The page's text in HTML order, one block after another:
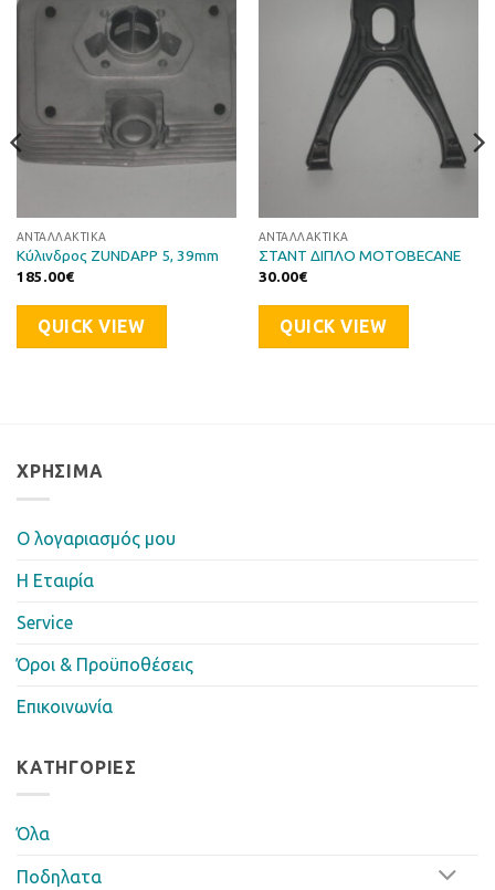
Προσθήκη
Επιθυμιών
ΑΝΤΑΛΛΑΚΤΙΚΆ
Κύλινδρος ZUNDAPP 5, 39mm
185.00€
QUICK VIEW
Προσθήκη
στη Λίστα
Επιθυμιών
ΑΝΤΑΛΛΑΚΤΙΚΆ
ΣΤΑΝΤ ΔΙΠΛΟ MOTOBECANE
30.00€
QUICK VIEW
ΧΡΉΣΙΜΑ
Ο λογαριασμός μου
Η Eταιρία
Service
Όροι & Προϋποθέσεις
Επικοινωνία
ΚΑΤΗΓΟΡΊΕΣ
Όλα
Ποδηλατα